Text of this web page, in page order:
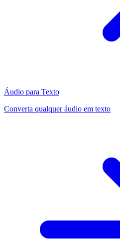
Áudio para Texto
Converta qualquer áudio em texto